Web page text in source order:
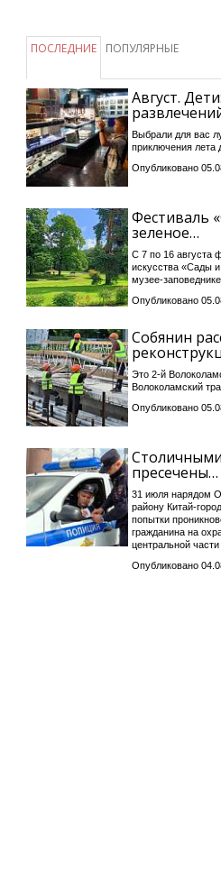
ПОСЛЕДНИЕ ПОПУЛЯРНЫЕ
Август.
Выбрали для вас
приключения лета
Опубликовано
Фестиваль
зеленое…
С 7 по 16 августа
искусства «Сады
музее-
Опубликовано
Собянин
Это 2-й
Волоколамский
Опубликовано
пресечены…
31 июля нарядом
району Китай-
попытки
гражданина на
центральной
Опубликовано